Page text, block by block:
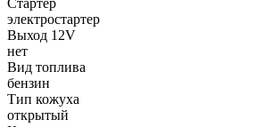
Стартер
электростартер
Выход 12V
нет
Вид топлива
бензин
Тип кожуха
открытый